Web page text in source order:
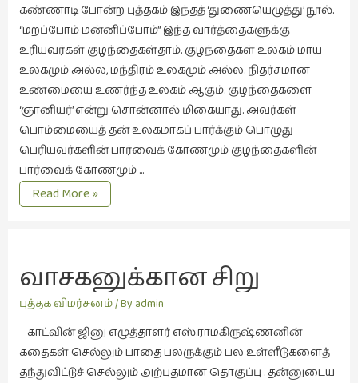
ஊடகம்
எனக்குப்
பிடித்த
கதைகள்
(39)
எனது
பரிந்துரைகள்
ஓவியங்கள்
(53)
கட்டுரைகள்
கண்ணாடி போன்ற புத்தகம் இந்தத் ‘துணையெழுத்து’ நூல்.
“மறப்போம் மன்னிப்போம்” இந்த வார்த்தைகளுக்கு
உரியவர்கள் குழந்தைகள்தாம். குழந்தைகள் உலகம் மாய
உலகமும் அல்ல, மந்திரம் உலகமும் அல்ல. நிதர்சமான
உண்மையை உணர்ந்த உலகம் ஆகும். குழந்தைகளை
‘ஞானியர்’ என்று சொன்னால் மிகையாது. அவர்கள்
பொம்மையைத் தன் உலகமாகப் பார்க்கும் பொழுது
பெரியவர்களின் பார்வைக் கோணமும் குழந்தைகளின்
பார்வைக் கோணமும் …
அகத்துணையான
எழுத்து
Read More »
வாசகனுக்கான சிறு
வெளிச்சம்
புத்தக விமர்சனம்/ By admin
– காட்வின் ஜினு எழுத்தாளர் எஸ்.ராமகிருஷ்ணனின்
கதைகள் செல்லும் பாதை பலருக்கும் பல உள்ளீடுகளைத்
தந்துவிட்டுச் செல்லும் அற்புதமான தொகுப்பு . தன்னுடைய